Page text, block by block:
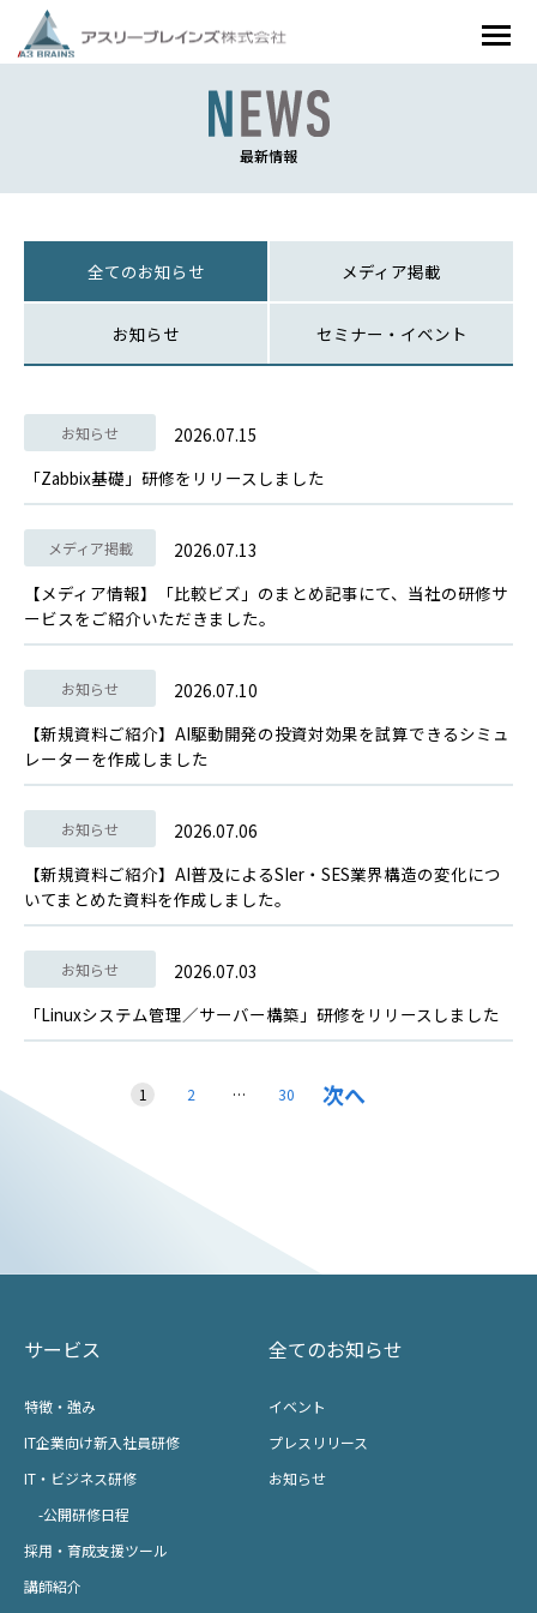
最新情報
全てのお知らせ メディア掲載
お知らせ セミナー・イベント
お知らせ
2026.07.15
「Zabbix基礎」研修をリリースしました
メディア掲載
2026.07.13
【メディア情報】「比較ビズ」のまとめ記事にて、当社の研修サ
ービスをご紹介いただきました。
お知らせ
2026.07.10
【新規資料ご紹介】AI駆動開発の投資対効果を試算できるシミュ
レーターを作成しました
お知らせ
2026.07.06
【新規資料ご紹介】AI普及によるSIer・SES業界構造の変化につ
いてまとめた資料を作成しました。
お知らせ
2026.07.03
「Linuxシステム管理／サーバー構築」研修をリリースしました
1 2 … 30 次へ
サービス
特徴・強み
IT企業向け新入社員研修
IT・ビジネス研修
-公開研修日程
採用・育成支援ツール
講師紹介
全てのお知らせ
イベント
プレスリリース
お知らせ